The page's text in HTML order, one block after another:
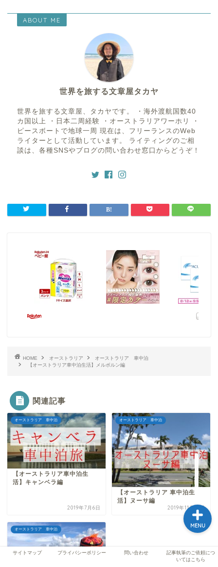
ABOUT ME
世界を旅する文章屋タカヤ
世界を旅する文章屋、タカヤです。 ・海外渡航国数40
カ国以上 ・日本二周経験 ・オーストラリアワーホリ ・
ピースボートで地球一周 現在は、フリーランスのWeb
ライターとして活動しています。 ライティングのご相
談は、各種SNSやブログの問い合わせ窓口からどうぞ！
HOME オーストラリア
オーストラリア 車中泊
【オーストラリア車中泊生活】メルボルン編
関連記事
オーストラリア 車中泊
【オーストラリア車中泊生
活】キャンベラ編
2019年7月6日
オーストラリア 車中泊
【オーストラリア 車中泊生
活】ヌーサ編
2019年11月13日
オーストラリア 車中泊
サイトマップ プライバシーポリシー 問い合わせ
記事執筆のご依頼につ
いてはこちら
MENU
記事執筆のご依頼につい
てはこちら
サイトマップ